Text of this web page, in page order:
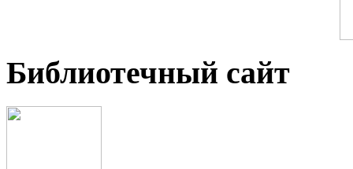
Библиотечный сайт